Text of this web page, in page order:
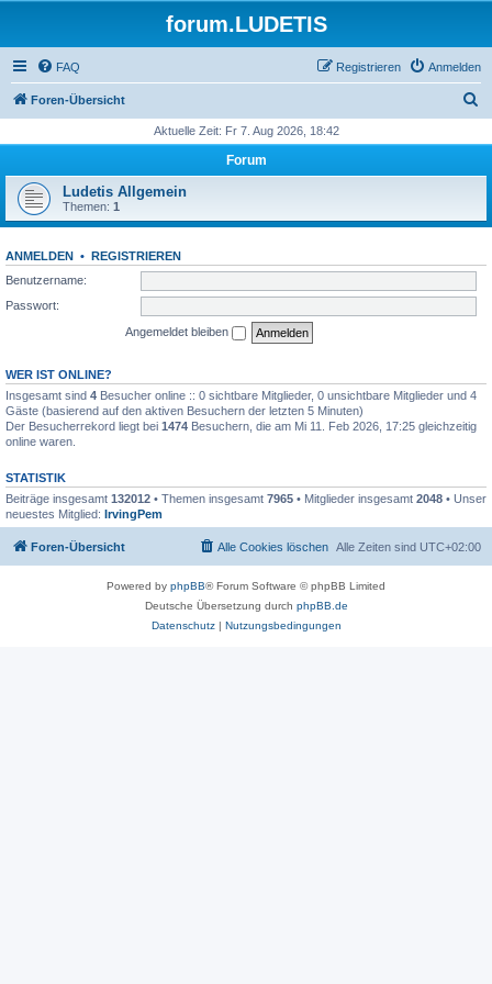
forum.LUDETIS
FAQ Anmelden
Registrieren
Foren-Übersicht
h
Aktuelle Zeit: Fr 7. Aug 2026, 18:42
Forum
Ludetis Allgemein
Themen: 1
ANMELDEN • REGISTRIEREN
Benutzername:
Passwort:
Angemeldet bleiben
WER IST ONLINE?
Insgesamt sind 4 Besucher online :: 0 sichtbare Mitglieder, 0 unsichtbare Mitglieder und 4
Gäste (basierend auf den aktiven Besuchern der letzten 5 Minuten)
Der Besucherrekord liegt bei 1474 Besuchern, die am Mi 11. Feb 2026, 17:25 gleichzeitig
online waren.
STATISTIK
Beiträge insgesamt 132012 • Themen insgesamt 7965 • Mitglieder insgesamt 2048 • Unser
neuestes Mitglied: IrvingPem
Foren-Übersicht Alle Zeiten sind UTC+02:00
Alle Cookies löschen
Powered by phpBB® Forum Software © phpBB Limited
Deutsche Übersetzung durch phpBB.de
Datenschutz| Nutzungsbedingungen